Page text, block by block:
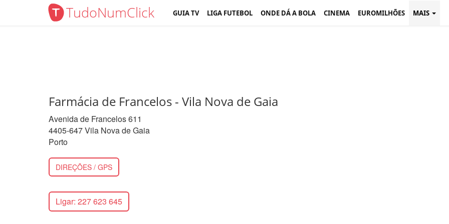
TudoNumClick GUIA TV LIGA FUTEBOL ONDE DÁ A BOLA CINEMA EUROMILHÕES MAIS
Farmácia de Francelos - Vila Nova de Gaia
Avenida de Francelos 611
4405-647 Vila Nova de Gaia
Porto
DIREÇÕES / GPS
Ligar: 227 623 645